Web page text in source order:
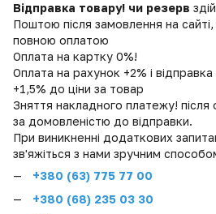
Відправка товару! чи резерв
Поштою після замовлення на
повною оплатою
Оплата на картку 0%!
Оплата на рахунок +2% і
+1,5% до ціни за товар
Зняття накладного платежу! після
за домовленістю до відправки.
При виникненні додаткових
зв'яжіться з нами зручним
+380 (63) 775 77 00
+380 (68) 235 03 30